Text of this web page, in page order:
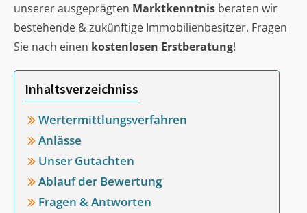
unserer ausgeprägten Marktkenntnis beraten wir
bestehende & zukünftige Immobilienbesitzer. Fragen
Sie nach einen kostenlosen Erstberatung!
Inhaltsverzeichniss
Wertermittlungsverfahren
Anlässe
Unser Gutachten
Ablauf der Bewertung
Fragen & Antworten